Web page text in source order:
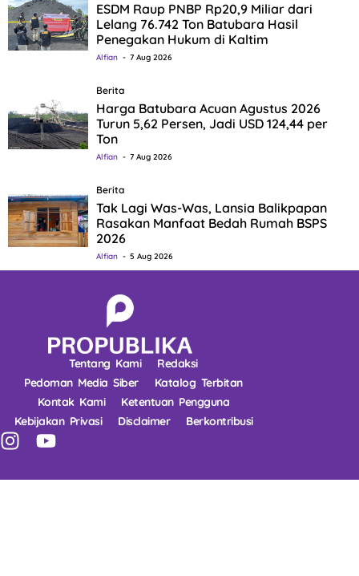
ESDM Raup PNBP Rp20,9 Miliar dari
Lelang 76.742 Ton Batubara Hasil
Penegakan Hukum di Kaltim
Alfian 7 Aug 2026
Berita
Harga Batubara Acuan Agustus 2026
Turun 5,62 Persen, Jadi USD 124,44 per
Ton
Alfian 7 Aug 2026
Berita
Tak Lagi Was-Was, Lansia Balikpapan
Rasakan Manfaat Bedah Rumah BSPS
2026
Alfian 5 Aug 2026
Tentang Kami
Redaksi
Pedoman Media Siber
Katalog Terbitan
Kontak Kami
Ketentuan Pengguna
Kebijakan Privasi
Disclaimer Berkontribusi